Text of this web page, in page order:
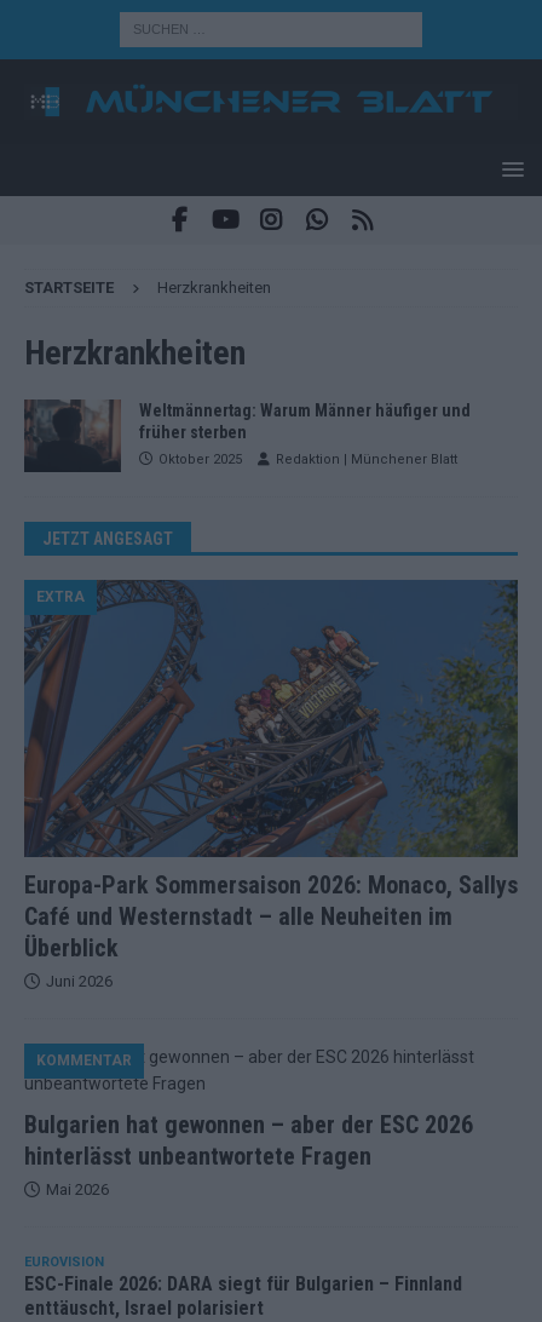
STARTSEITE Herzkrankheiten
Herzkrankheiten
Weltmännertag: Warum Männer häufiger und
früher sterben
Oktober 2025 Redaktion | Münchener Blatt
JETZT ANGESAGT
Europa-Park Sommersaison 2026: Monaco, Sallys
Café und Westernstadt – alle Neuheiten im
Überblick
EXTRA
Juni 2026
Bulgarien hat gewonnen – aber der ESC 2026
hinterlässt unbeantwortete Fragen
KOMMENTAR
Mai 2026
EUROVISION
ESC-Finale 2026: DARA siegt für Bulgarien – Finnland
enttäuscht, Israel polarisiert